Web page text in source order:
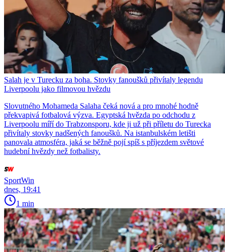
Salah je v Turecku za boha. Stovky fanoušků přivítaly legendu
Liverpoolu jako filmovou hvězdu
Slovutného Mohameda Salaha čeká nová a pro mnohé hodně
překvapivá fotbalová výzva. Egyptská hvězda po odchodu z
Liverpoolu míří do Trabzonsporu, kde ji už při příletu do Turecka
přivítaly stovky nadšených fanoušků. Na istanbulském letišti
panovala atmosféra, jaká se běžně pojí spíš s příjezdem světové
hudební hvězdy než fotbalisty.
SportWin
dnes, 19:41
1 min